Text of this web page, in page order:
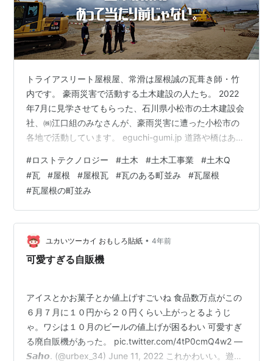
トライアスリート屋根屋、常滑は屋根誠の瓦葺き師・竹
内です。 豪雨災害で活動する土木建設の人たち。 2022
年7月に見学させてもらった、石川県小松市の土木建設会
社、㈱江口組のみなさんが、豪雨災害に遭った小松市の
各地で活動しています。 eguchi-gumi.jp 道路や橋はあっ
使っている道路も橋も、すべてが土木工事で造られてい
ます。そして、できるだけ災害が起こらないようにする
ことも、起こってしまった災害を復旧することも土木工
事が必要になります。日本は災害が多い国で、いつどこ
で災害が発生するかはわかりません。つまり土木工事を
できる会社や、そこで働…
#ロストテクノロジー #土木 #土木工事業 #土木Q
#瓦 #屋根 #屋根瓦 #瓦のある町並み #瓦屋根
#瓦屋根の町並み
ユカいツーカイ おもしろ貼紙 • 4年前
可愛すぎる自販機
アイスとかお菓子とか値上げすごいね 食品数万点がこの
６月７月に１０円から２０円くらい上がっとるようじ
ゃ。ワシは１０月のビールの値上げが困るわい 可愛すぎ
る廃自販機があった。 pic.twitter.com/4tP0cmQ4w2 —
𝙎𝙖𝙝𝙤. (@urbex_34) June 11, 2022 これかわいい。遊園